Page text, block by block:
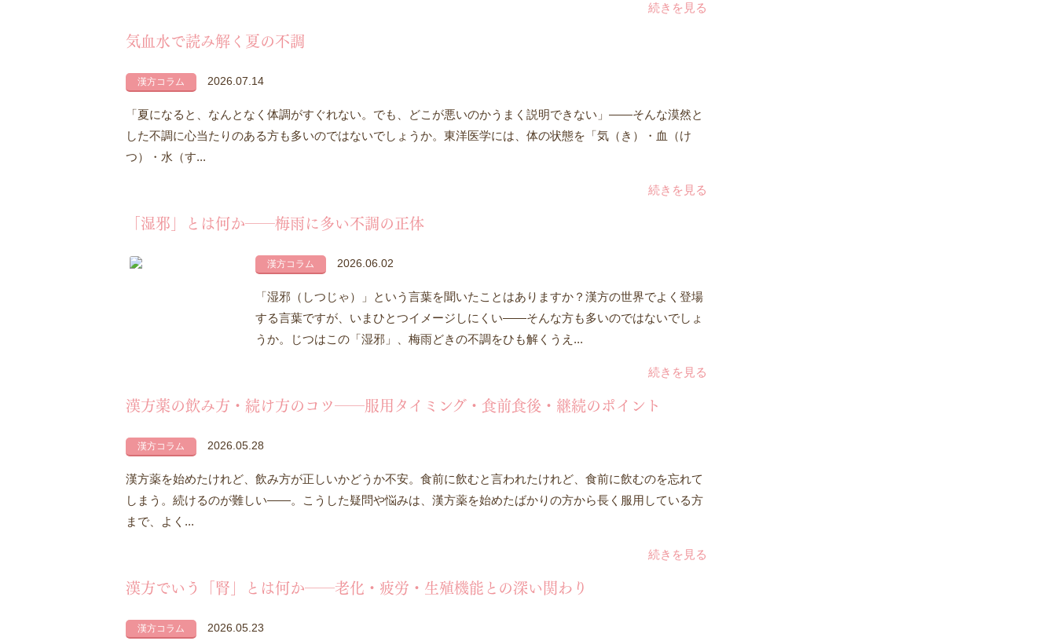
続きを見る
気血水で読み解く夏の不調
漢方コラム 2026.07.14
「夏になると、なんとなく体調がすぐれない。でも、どこが悪いのかうまく説明できない」――そんな漠然と
した不調に心当たりのある方も多いのではないでしょうか。東洋医学には、体の状態を「気（き）・血（け
つ）・水（す...
続きを見る
「湿邪」とは何か――梅雨に多い不調の正体
漢方コラム 2026.06.02
「湿邪（しつじゃ）」という言葉を聞いたことはありますか？漢方の世界でよく登場
する言葉ですが、いまひとつイメージしにくい――そんな方も多いのではないでしょ
うか。じつはこの「湿邪」、梅雨どきの不調をひも解くうえ...
続きを見る
漢方薬の飲み方・続け方のコツ――服用タイミング・食前食後・継続のポイント
漢方コラム 2026.05.28
漢方薬を始めたけれど、飲み方が正しいかどうか不安。食前に飲むと言われたけれど、食前に飲むのを忘れて
しまう。続けるのが難しい——。こうした疑問や悩みは、漢方薬を始めたばかりの方から長く服用している方
まで、よく...
続きを見る
漢方でいう「腎」とは何か――老化・疲労・生殖機能との深い関わり
漢方コラム 2026.05.23